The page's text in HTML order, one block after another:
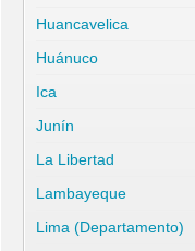
Huancavelica
Huánuco
Ica
Junín
La Libertad
Lambayeque
Lima (Departamento)